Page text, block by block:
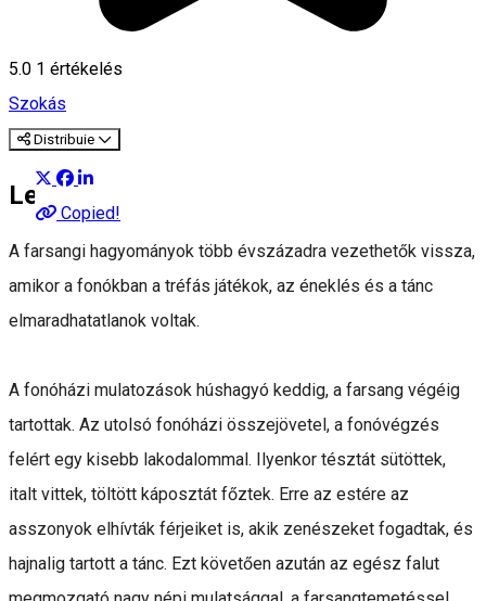
5.0 1 értékelés
Szokás
Distribuie
Copied!
Leírás
A farsangi hagyományok több évszázadra vezethetők vissza,
amikor a fonókban a tréfás játékok, az éneklés és a tánc
elmaradhatatlanok voltak.
A fonóházi mulatozások húshagyó keddig, a farsang végéig
tartottak. Az utolsó fonóházi összejövetel, a fonóvégzés
felért egy kisebb lakodalommal. Ilyenkor tésztát sütöttek,
italt vittek, töltött káposztát főztek. Erre az estére az
asszonyok elhívták férjeiket is, akik zenészeket fogadtak, és
hajnalig tartott a tánc. Ezt követően azután az egész falut